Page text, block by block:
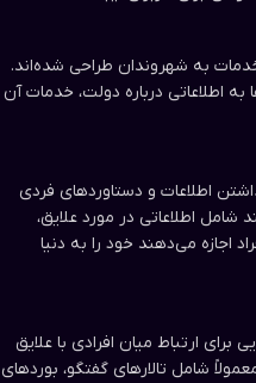
به شهروندان طراحی شده‌اند.
اطلاعاتی درباره دولت، خدمات آن
اطلاعات و دستاوردهای فردی
اطلاعاتی در مورد علایق،
اجازه می‌دهند خود را به دنیا
ارتباط میان افرادی با علایق
شامل تالارهای گفتگو، بوردهای